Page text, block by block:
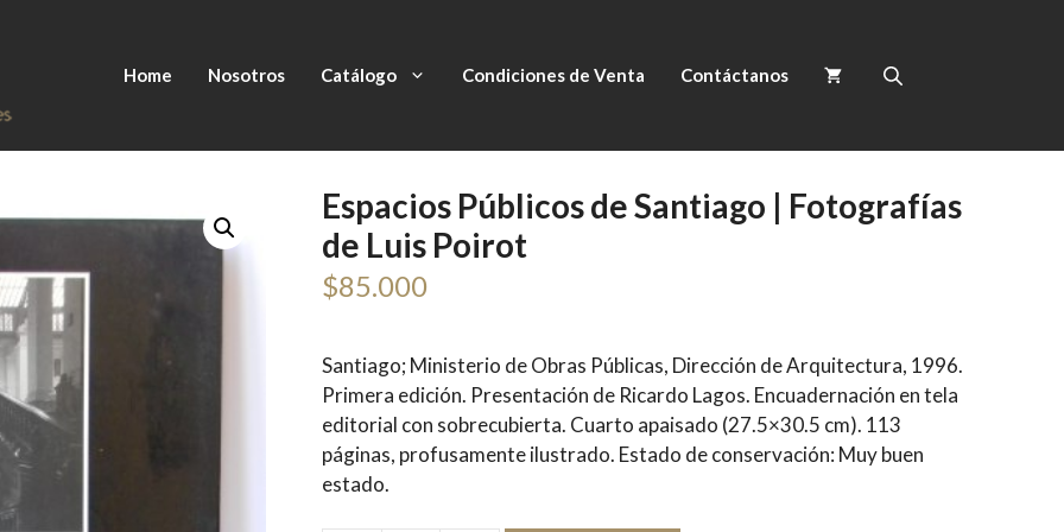
Home Nosotros Catálogo Condiciones de Venta Contáctanos
Espacios Públicos de Santiago | Fotografías
de Luis Poirot
$85.000
Santiago; Ministerio de Obras Públicas, Dirección de Arquitectura, 1996.
Primera edición. Presentación de Ricardo Lagos. Encuadernación en tela
editorial con sobrecubierta. Cuarto apaisado (27.5×30.5 cm). 113
páginas, profusamente ilustrado. Estado de conservación: Muy buen
estado.